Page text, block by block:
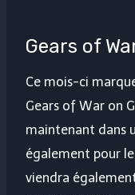
Gears of
Ce mois-ci
Gears of War on
maintenant dans
également pour
viendra